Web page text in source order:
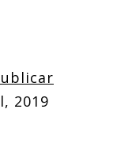
2019